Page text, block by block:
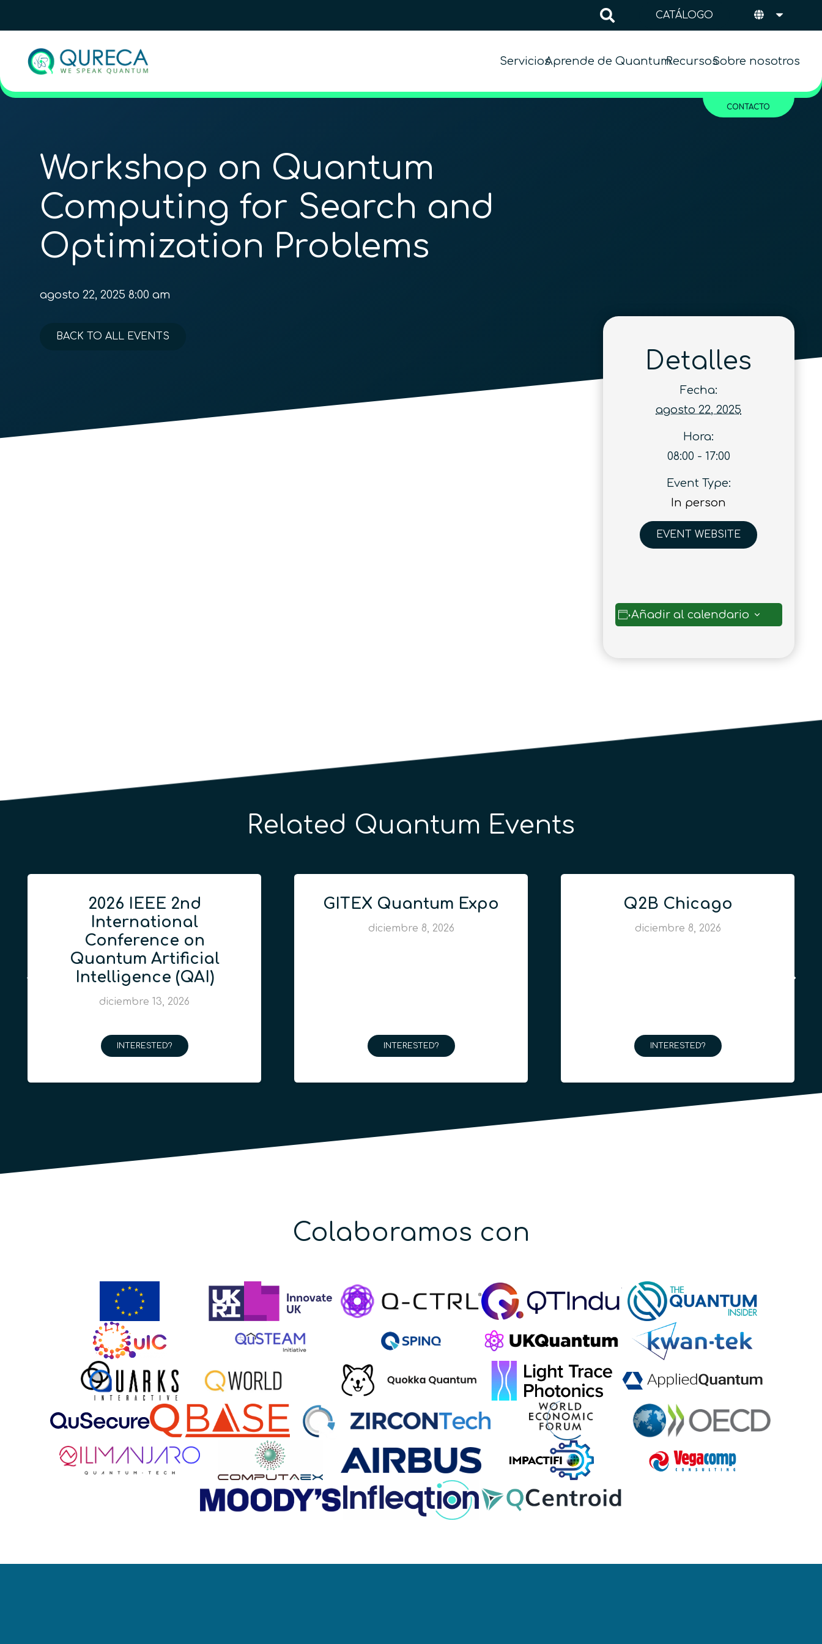
CATÁLOGO
ServiciosAprende de QuantumRecursosSobre nosotros
CONTACTO
Workshop on Quantum
Computing for Search and
Optimization Problems
agosto 22, 2025 8:00 am
BACK TO ALL EVENTS
Detalles
Fecha:
agosto 22, 2025
Hora:
08:00 - 17:00
Event Type:
In person
EVENT WEBSITE
Añadir al calendario
Related Quantum Events
2026 IEEE 2nd
International
Conference on
Quantum Artificial
Intelligence (QAI)
diciembre 13, 2026
INTERESTED?
GITEX Quantum Expo
diciembre 8, 2026
INTERESTED?
Q2B Chicago
diciembre 8, 2026
INTERESTED?
Colaboramos con